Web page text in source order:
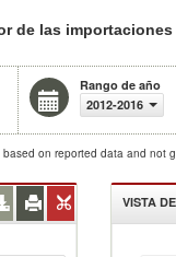
de las importaciones
Rango de año
2012-2016
on reported data and not
VISTA